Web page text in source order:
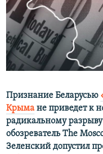
ПОБЕДИТЕЛЕЙ НЕ СУДЯТ?
КРЫМ.НЕПОКОРЕННЫЙ
ELIFBE
УКРАИНСКАЯ ПРОБЛЕМА
ПРИСОЕДИНЯЙТЕСЬ!
Признание Беларусью
Крыма не приведет к
радикальному
обозреватель Тhe
Зеленский допустил